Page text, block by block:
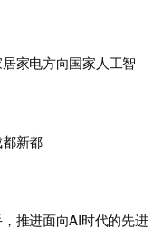
家电方向国家人工智
新都
推进面向AI时代的先进